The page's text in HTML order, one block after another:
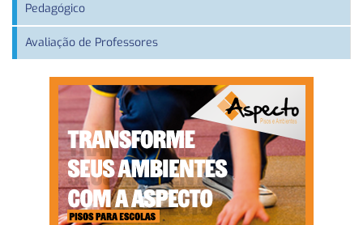
Pedagógico
Avaliação de Professores